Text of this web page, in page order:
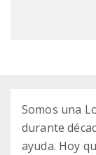
Somos una
durante
ayuda. Hoy